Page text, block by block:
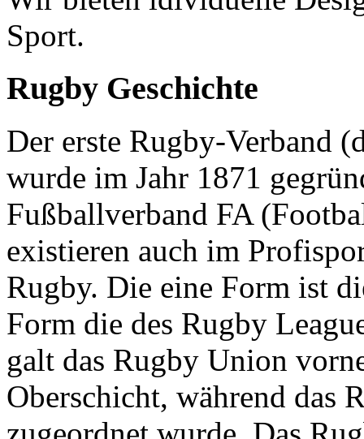
Sport.
Rugby Geschichte
Der erste Rugby-Verband
wurde im Jahr 1871
Fußballverband FA
existieren auch im
Rugby. Die eine Form ist
Form die des Rugby
galt das Rugby Union
Oberschicht, während das